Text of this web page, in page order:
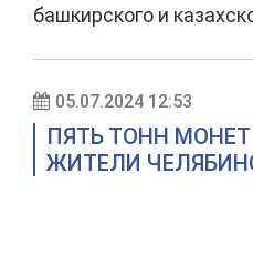
башкирского и
05.07.2024 12:53
ПЯТЬ ТОНН
ЖИТЕЛИ